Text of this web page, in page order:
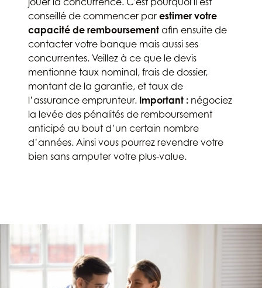
conseillé de commencer par estimer votre
capacité de remboursement afin ensuite de
contacter votre banque mais aussi ses
concurrentes. Veillez à ce que le devis
mentionne taux nominal, frais de dossier,
montant de la garantie, et taux de
l’assurance emprunteur. Important : négociez
la levée des pénalités de remboursement
anticipé au bout d’un certain nombre
d’années. Ainsi vous pourrez revendre votre
bien sans amputer votre plus-value.